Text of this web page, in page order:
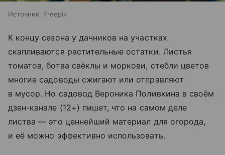
Источник: Freepik
К концу сезона у дачников на участках
скапливаются растительные остатки. Листья
томатов, ботва свёклы и моркови, стебли цветов
многие садоводы сжигают или отправляют
в мусор. Но садовод Вероника Поливкина в своём
дзен-канале (12+) пишет, что на самом деле
листва — это ценнейший материал для огорода,
и её можно эффективно использовать.